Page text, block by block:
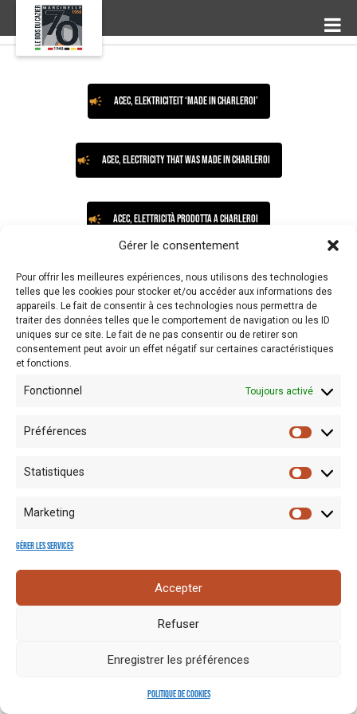
Gérer le consentement
Pour offrir les meilleures expériences, nous utilisons des technologies
telles que les cookies pour stocker et/ou accéder aux informations des
appareils. Le fait de consentir à ces technologies nous permettra de
traiter des données telles que le comportement de navigation ou les ID
uniques sur ce site. Le fait de ne pas consentir ou de retirer son
consentement peut avoir un effet négatif sur certaines caractéristiques
et fonctions.
Fonctionnel Toujours activé
Préférences
Statistiques
Marketing
Gérer les services
Accepter
Refuser
Enregistrer les préférences
Politique de cookies
ACEC, elektriciteit ‘made in Charleroi’
ACEC, electricity that was made in Charleroi
ACEC, elettricità prodotta a Charleroi
Mentions
Espace
presse